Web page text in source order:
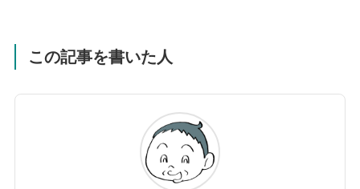
この記事を書いた人